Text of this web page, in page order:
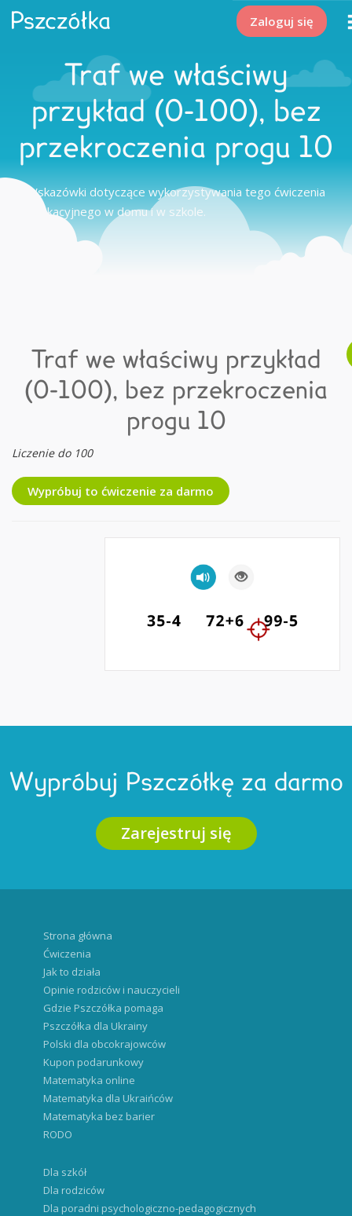
Zaloguj się
Traf we właściwy
przykład (0-100), bez
przekroczenia progu 10
Wskazówki dotyczące wykorzystywania tego ćwiczenia
edukacyjnego w domu i w szkole.
Traf we właściwy przykład
(0-100), bez przekroczenia
progu 10
Liczenie do 100
Wypróbuj to ćwiczenie za darmo
Wypróbuj Pszczółkę za darmo
Zarejestruj się
Strona główna
Ćwiczenia
Jak to działa
Opinie rodziców i nauczycieli
Gdzie Pszczółka pomaga
Pszczółka dla Ukrainy
Polski dla obcokrajowców
Kupon podarunkowy
Matematyka online
Matematyka dla Ukraińców
Matematyka bez barier
RODO
Dla szkół
Dla rodziców
Dla poradni psychologiczno-pedagogicznych